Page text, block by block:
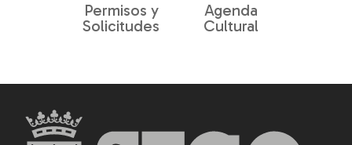
Permisos y
Solicitudes
Agenda
Cultural